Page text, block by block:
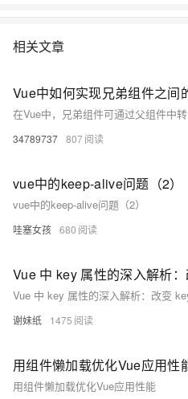
相关文章
Vue中如何实现兄弟组件之间
34789737 807
vue中的keep-alive问题（2）
vue中的keep-alive问题（2）
哇塞女孩 680
Vue 中 key 属性的深入解析：改变
谢妹纸 1475
用组件懒加载优化Vue应用性
用组件懒加载优化Vue应用性能